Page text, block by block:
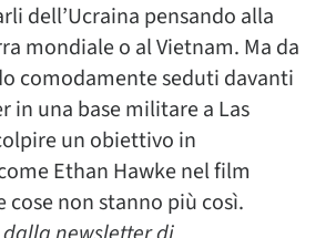
dell’Ucraina pensando alla
mondiale o al Vietnam. Ma da
comodamente seduti davanti
in una base militare a Las
un obiettivo in
Ethan Hawke nel film
cose non stanno più così.